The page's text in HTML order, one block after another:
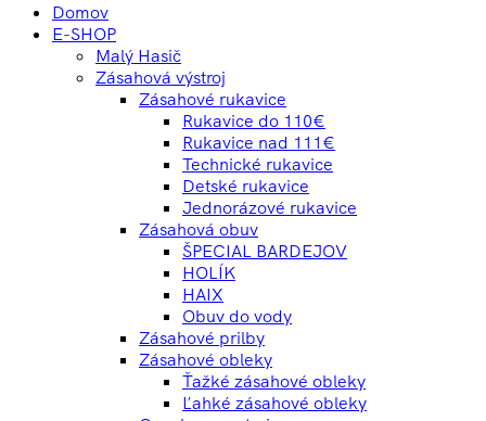
Domov
E-SHOP
Malý Hasič
Zásahová výstroj
Zásahové rukavice
Rukavice do 110€
Rukavice nad 111€
Technické rukavice
Detské rukavice
Jednorázové rukavice
Zásahová obuv
ŠPECIAL BARDEJOV
HOLÍK
HAIX
Obuv do vody
Zásahové prilby
Zásahové obleky
Ťažké zásahové obleky
Ľahké zásahové obleky